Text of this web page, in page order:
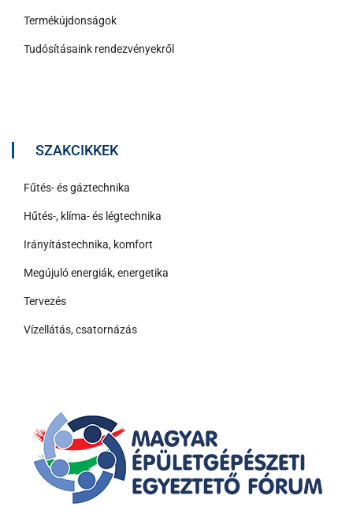
Termékújdonságok
Tudósításaink rendezvényekről
SZAKCIKKEK
Fűtés- és gáztechnika
Hűtés-, klíma- és légtechnika
Irányítástechnika, komfort
Megújuló energiák, energetika
Tervezés
Vízellátás, csatornázás